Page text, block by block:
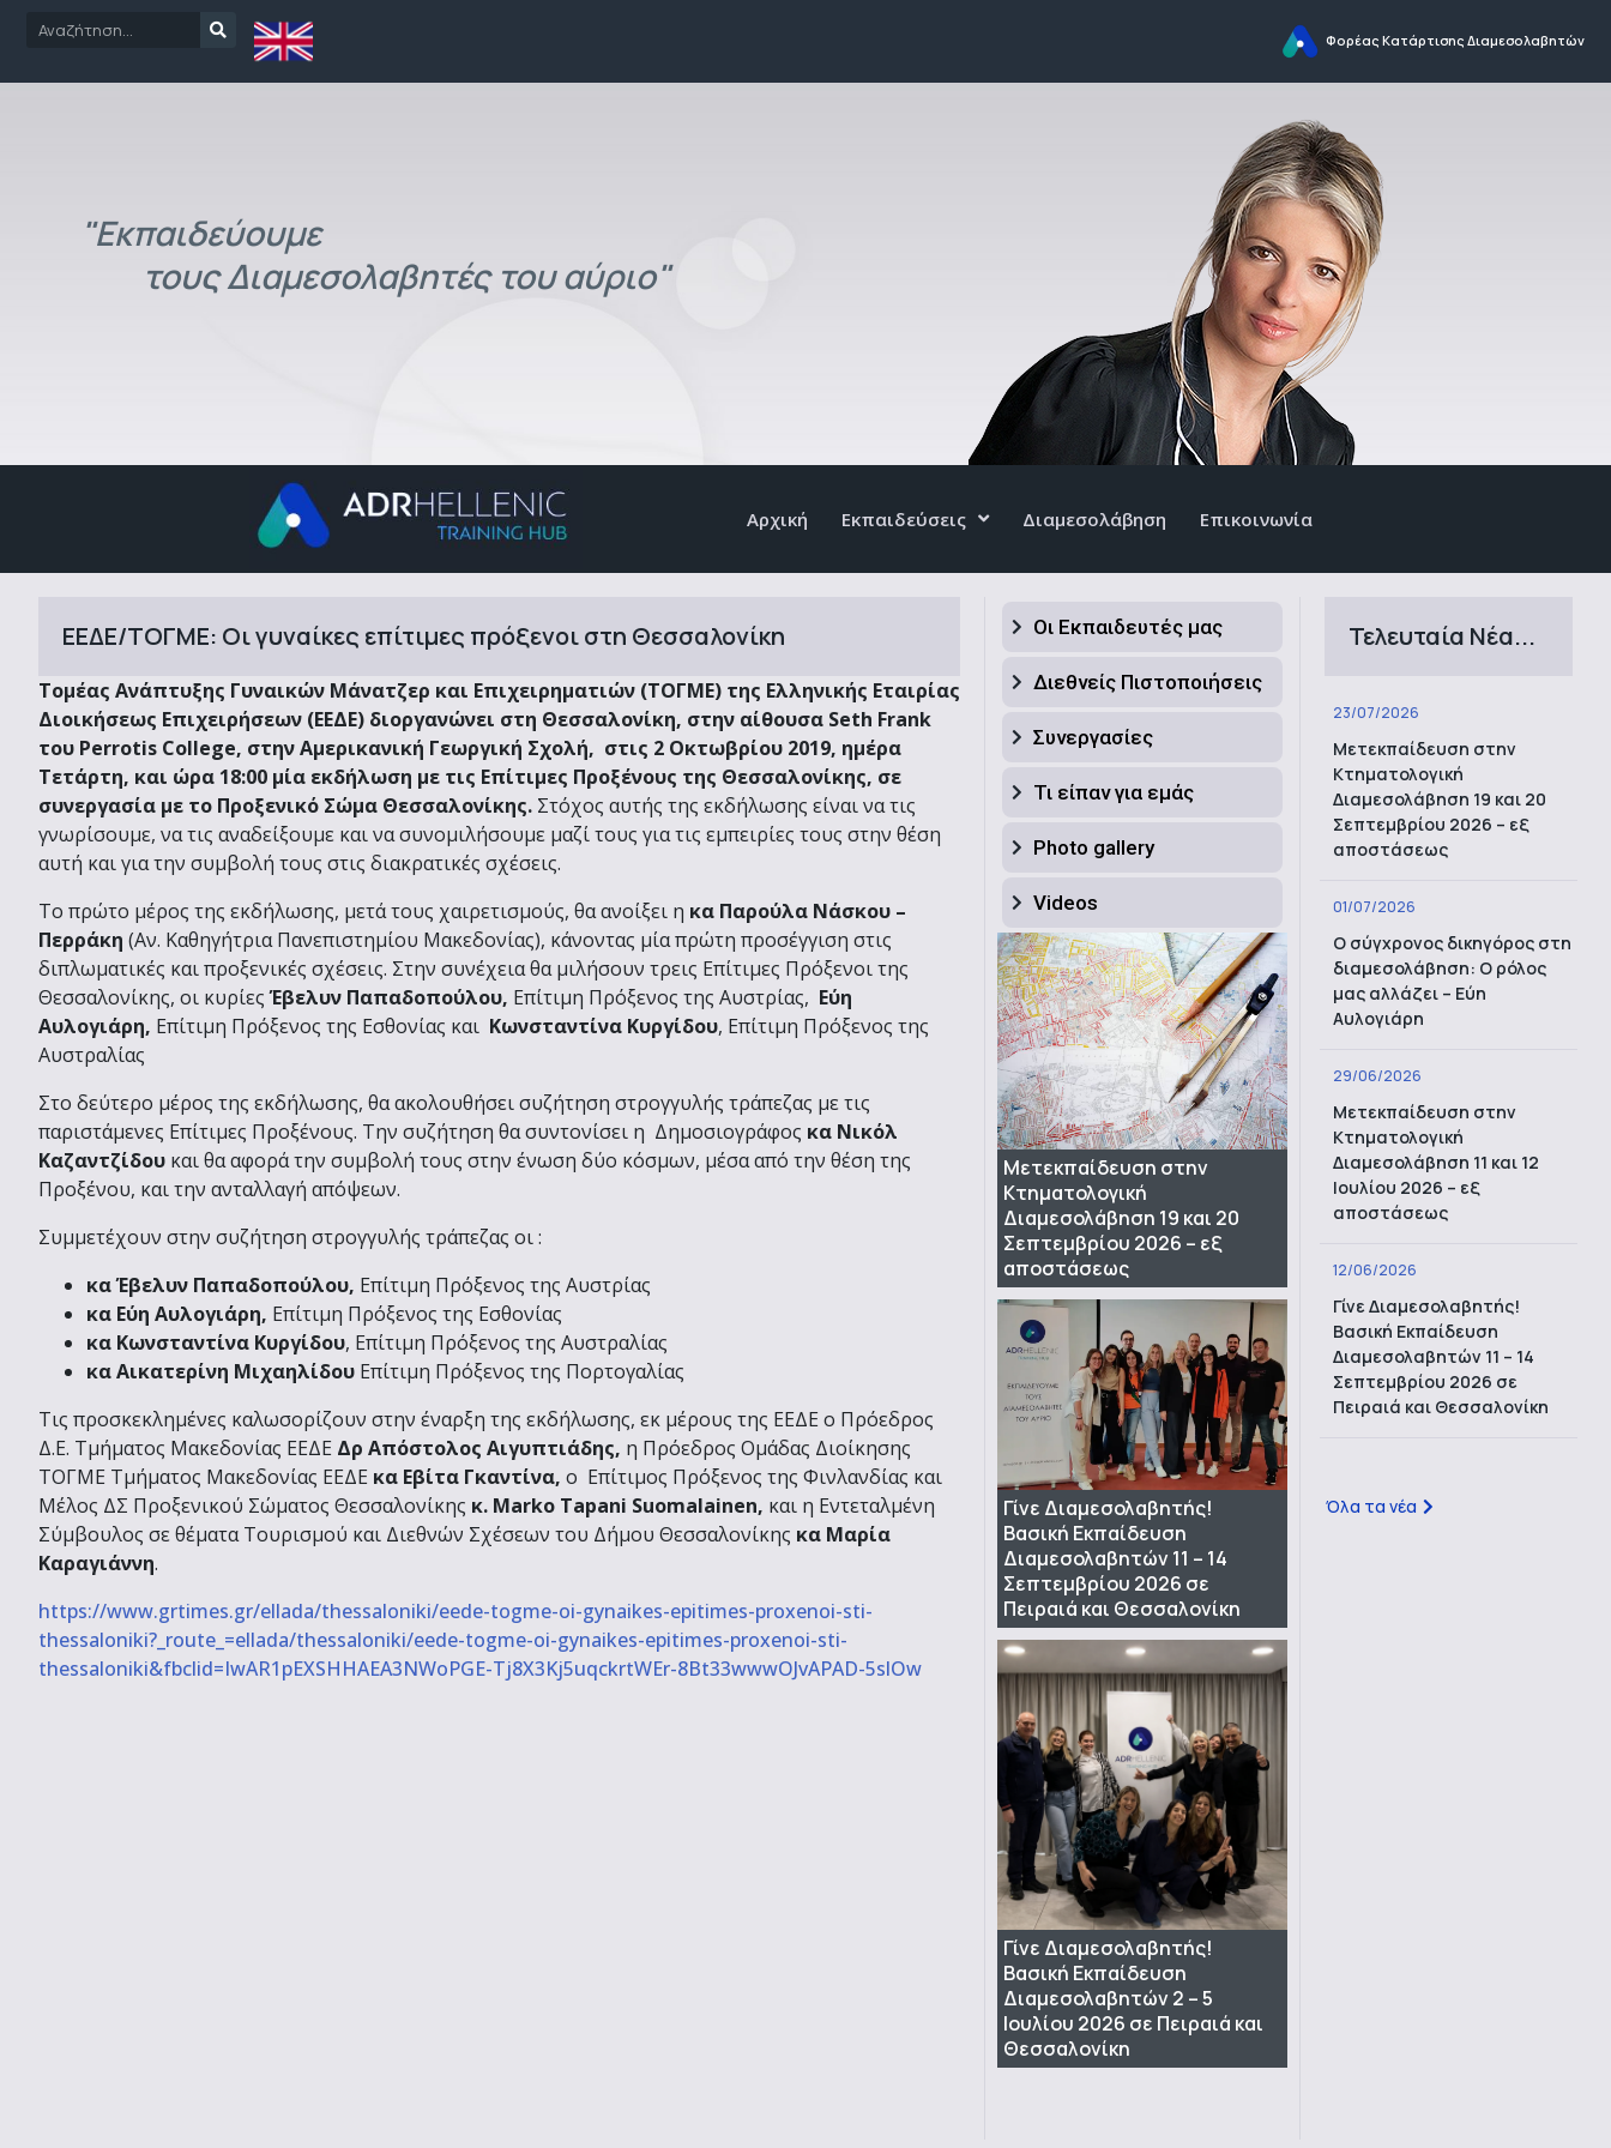
Φορέας Κατάρτισης Διαμεσολαβητών
"Εκπαιδεύουμε
τους Διαμεσολαβητές του αύριο"
Αρχική Εκπαιδεύσεις Διαμεσολάβηση Επικοινωνία
ΕΕΔΕ/ΤΟΓΜΕ: Oι γυναίκες επίτιμες πρόξενοι στη Θεσσαλονίκη
Τομέας Ανάπτυξης Γυναικών Μάνατζερ και Επιχειρηματιών (ΤΟΓΜΕ) της Ελληνικής Εταιρίας
Διοικήσεως Επιχειρήσεων (ΕΕΔΕ) διοργανώνει στη Θεσσαλονίκη, στην αίθουσα Seth Frank
του Perrotis College, στην Αμερικανική Γεωργική Σχολή, στις 2 Οκτωβρίου 2019, ημέρα
Τετάρτη, και ώρα 18:00 μία εκδήλωση με τις Επίτιμες Προξένους της Θεσσαλονίκης, σε
συνεργασία με το Προξενικό Σώμα Θεσσαλονίκης. Στόχος αυτής της εκδήλωσης είναι να τις
γνωρίσουμε, να τις αναδείξουμε και να συνομιλήσουμε μαζί τους για τις εμπειρίες τους στην θέση
αυτή και για την συμβολή τους στις διακρατικές σχέσεις.
Το πρώτο μέρος της εκδήλωσης, μετά τους χαιρετισμούς, θα ανοίξει η κα Παρούλα Νάσκου –
Περράκη (Αν. Καθηγήτρια Πανεπιστημίου Μακεδονίας), κάνοντας μία πρώτη προσέγγιση στις
διπλωματικές και προξενικές σχέσεις. Στην συνέχεια θα μιλήσουν τρεις Επίτιμες Πρόξενοι της
Θεσσαλονίκης, οι κυρίεςΈβελυν Παπαδοπούλου, Επίτιμη Πρόξενος της Αυστρίας, Εύη
Αυλογιάρη, Επίτιμη Πρόξενος της Εσθονίας και Κωνσταντίνα Κυργίδου, Επίτιμη Πρόξενος της
Αυστραλίας
Στο δεύτερο μέρος της εκδήλωσης, θα ακολουθήσει συζήτηση στρογγυλής τράπεζας με τις
παριστάμενες Επίτιμες Προξένους. Την συζήτηση θα συντονίσει η Δημοσιογράφος κα Νικόλ
Καζαντζίδου και θα αφορά την συμβολή τους στην ένωση δύο κόσμων, μέσα από την θέση της
Προξένου, και την ανταλλαγή απόψεων.
Συμμετέχουν στην συζήτηση στρογγυλής τράπεζας οι :
κα Έβελυν Παπαδοπούλου, Επίτιμη Πρόξενος της Αυστρίας
κα Εύη Αυλογιάρη, Επίτιμη Πρόξενος της Εσθονίας
κα Κωνσταντίνα Κυργίδου, Επίτιμη Πρόξενος της Αυστραλίας
κα Αικατερίνη Μιχαηλίδου Επίτιμη Πρόξενος της Πορτογαλίας
Τις προσκεκλημένες καλωσορίζουν στην έναρξη της εκδήλωσης, εκ μέρους της ΕΕΔΕ ο Πρόεδρος
Δ.Ε. Τμήματος Μακεδονίας ΕΕΔΕ Δρ Απόστολος Αιγυπτιάδης, η Πρόεδρος Ομάδας Διοίκησης
ΤΟΓΜΕ Τμήματος Μακεδονίας ΕΕΔΕ κα Εβίτα Γκαντίνα, ο Επίτιμος Πρόξενος της Φινλανδίας και
Μέλος ΔΣ Προξενικού Σώματος Θεσσαλονίκης κ. Marko Tapani Suomalainen, και η Εντεταλμένη
Σύμβουλος σε θέματα Τουρισμού και Διεθνών Σχέσεων του Δήμου Θεσσαλονίκης κα Μαρία
Καραγιάννη.
https://www.grtimes.gr/ellada/thessaloniki/eede-togme-oi-gynaikes-epitimes-proxenoi-sti-
thessaloniki?_route_=ellada/thessaloniki/eede-togme-oi-gynaikes-epitimes-proxenoi-sti-
thessaloniki&fbclid=IwAR1pEXSHHAEA3NWoPGE-Tj8X3Kj5uqckrtWEr-8Bt33wwwOJvAPAD-5slOw
Οι Εκπαιδευτές μας
Διεθνείς Πιστοποιήσεις
Συνεργασίες
Τι είπαν για εμάς
Photo gallery
Videos
Μετεκπαίδευση στην
Κτηματολογική
Διαμεσολάβηση 19 και 20
Σεπτεμβρίου 2026 – εξ
αποστάσεως
Γίνε Διαμεσολαβητής!
Βασική Εκπαίδευση
Διαμεσολαβητών 11 – 14
Σεπτεμβρίου 2026 σε
Πειραιά και Θεσσαλονίκη
Γίνε Διαμεσολαβητής!
Βασική Εκπαίδευση
Διαμεσολαβητών 2 – 5
Ιουλίου 2026 σε Πειραιά και
Θεσσαλονίκη
Τελευταία Νέα...
23/07/2026
Μετεκπαίδευση στην
Κτηματολογική
Διαμεσολάβηση 19 και 20
Σεπτεμβρίου 2026 – εξ
αποστάσεως
01/07/2026
Ο σύγχρονος δικηγόρος στη
διαμεσολάβηση: Ο ρόλος
μας αλλάζει – Εύη
Αυλογιάρη
29/06/2026
Μετεκπαίδευση στην
Κτηματολογική
Διαμεσολάβηση 11 και 12
Ιουλίου 2026 – εξ
αποστάσεως
12/06/2026
Γίνε Διαμεσολαβητής!
Βασική Εκπαίδευση
Διαμεσολαβητών 11 – 14
Σεπτεμβρίου 2026 σε
Πειραιά και Θεσσαλονίκη
Όλα τα νέα